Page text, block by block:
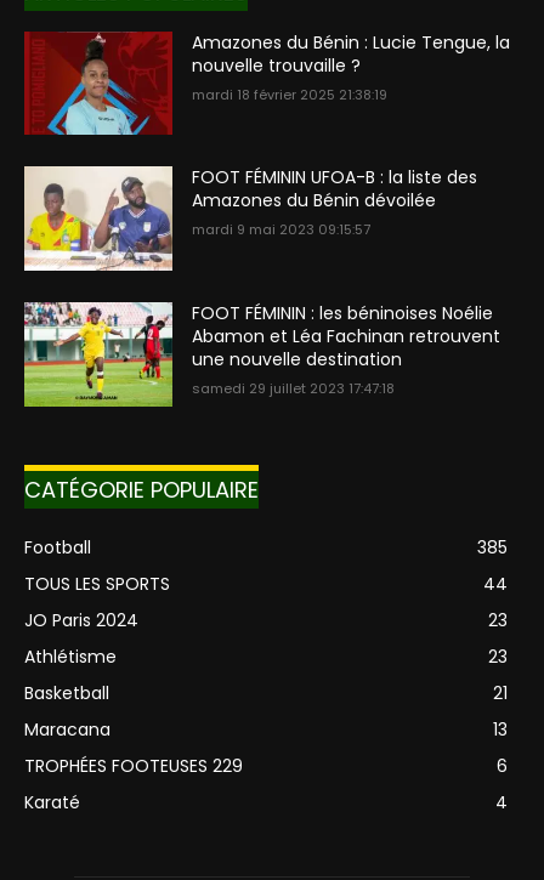
Amazones du Bénin : Lucie Tengue, la
nouvelle trouvaille ?
mardi 18 février 2025 21:38:19
FOOT FÉMININ UFOA-B : la liste des
Amazones du Bénin dévoilée
mardi 9 mai 2023 09:15:57
FOOT FÉMININ : les béninoises Noélie
Abamon et Léa Fachinan retrouvent
une nouvelle destination
samedi 29 juillet 2023 17:47:18
CATÉGORIE POPULAIRE
Football
385
TOUS LES SPORTS
44
JO Paris 2024
23
Athlétisme
23
Basketball
21
Maracana
13
TROPHÉES FOOTEUSES 229
6
Karaté
4